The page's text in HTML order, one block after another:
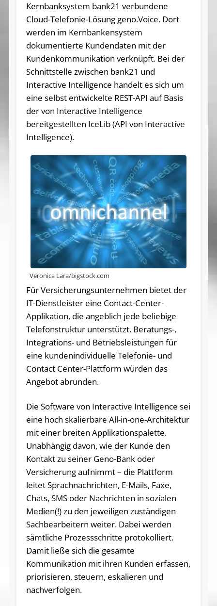
Kernbanksystem bank21 verbundene
Cloud-Telefonie-Lösung geno.Voice. Dort
werden im Kernbankensystem
dokumentierte Kundendaten mit der
Kundenkommunikation verknüpft. Bei der
Schnittstelle zwischen bank21 und
Interactive Intelligence handelt es sich um
eine selbst entwickelte REST-API auf Basis
der von Interactive Intelligence
bereitgestellten IceLib (API von Interactive
Intelligence).
Veronica Lara/bigstock.com
Für Versicherungsunternehmen bietet der
IT-Dienstleister eine Contact-Center-
Applikation, die angeblich jede beliebige
Telefonstruktur unterstützt. Beratungs-,
Integrations- und Betriebsleistungen für
eine kundenindividuelle Telefonie- und
Contact Center-Plattform würden das
Angebot abrunden.
Die Software von Interactive Intelligence sei
eine hoch skalierbare All-in-one-Architektur
mit einer breiten Applikationspalette.
Unabhängig davon, wie der Kunde den
Kontakt zu seiner Geno-Bank oder
Versicherung aufnimmt – die Plattform
leitet Sprachnachrichten, E-Mails, Faxe,
Chats, SMS oder Nachrichten in sozialen
Medien(!) zu den jeweiligen zuständigen
Sachbearbeitern weiter. Dabei werden
sämtliche Prozessschritte protokolliert.
Damit ließe sich die gesamte
Kommunikation mit ihren Kunden erfassen,
priorisieren, steuern, eskalieren und
nachverfolgen.